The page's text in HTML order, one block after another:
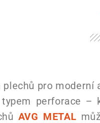
plechů pro
perforace –
AVG METAL